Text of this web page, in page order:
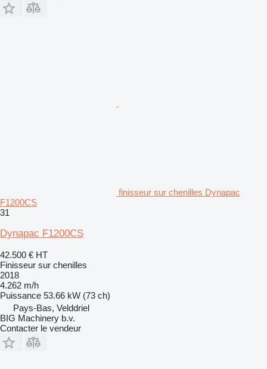
finisseur sur chenilles Dynapac
F1200CS
31
Dynapac F1200CS
42.500 € HT
Finisseur sur chenilles
2018
4.262 m/h
Puissance 53.66 kW (73 ch)
Pays-Bas, Velddriel
BIG Machinery b.v.
Contacter le vendeur